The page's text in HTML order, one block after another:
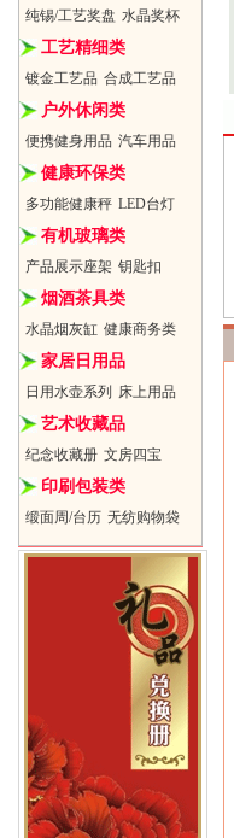
纯锡/工艺奖盘 水晶奖杯
工艺精细类
镀金工艺品 合成工艺品
户外休闲类
便携健身用品 汽车用品
健康环保类
多功能健康秤 LED台灯
有机玻璃类
产品展示座架 钥匙扣
烟酒茶具类
水晶烟灰缸 健康商务类
家居日用品
日用水壶系列 床上用品
艺术收藏品
纪念收藏册 文房四宝
印刷包装类
缎面周/台历 无纺购物袋